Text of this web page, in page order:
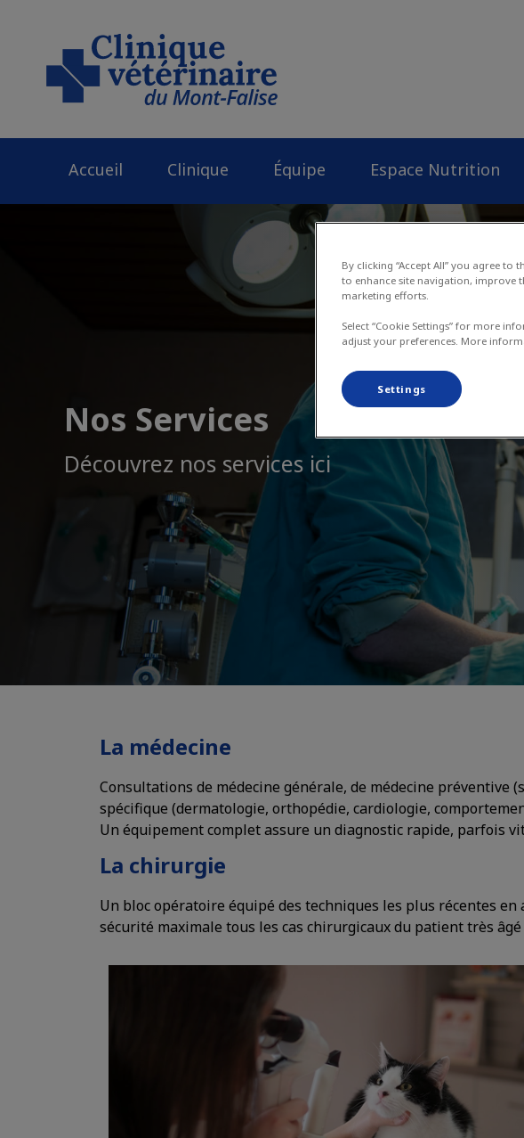
Accueil Clinique Équipe Espace Nutrition
Nos Services
Découvrez nos services ici
La médecine
Consultations de médecine générale, de médecine préventive
spécifique (dermatologie, orthopédie, cardiologie,
Un équipement complet assure un diagnostic rapide, parfois
La chirurgie
Un bloc opératoire équipé des techniques les plus récentes
sécurité maximale tous les cas chirurgicaux du patient très
By clicking “Accept All” you agree
to enhance site navigation, improve
marketing efforts.
Select “Cookie Settings” for more
adjust your preferences. More
Settings